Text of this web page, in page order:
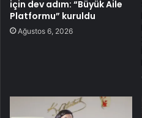
için dev adım: “Büyük Aile
Platformu” kuruldu
Ağustos 6, 2026